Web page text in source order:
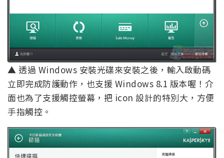
▲ 透過 Windows 安裝光碟來安裝之後，輸入啟動碼
立即完成防護動作，也支援 Windows 8.1 版本喔！介
面也為了支援觸控螢幕，把 icon 設計的特別大，方便
手指觸控。